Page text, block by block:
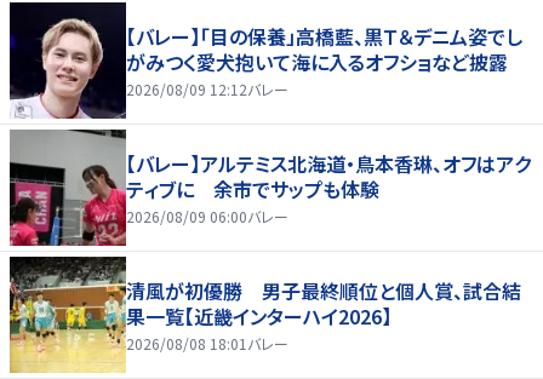
【バレー】「目の保養」高橋藍、黒Ｔ＆デニム姿でし
がみつく愛犬抱いて海に入るオフショなど披露
2026/08/09 12:12バレー
【バレー】アルテミス北海道・鳥本香琳、オフはアク
ティブに 余市でサップも体験
2026/08/09 06:00バレー
清風が初優勝 男子最終順位と個人賞、試合結
果一覧【近畿インターハイ2026】
2026/08/08 18:01 バレー